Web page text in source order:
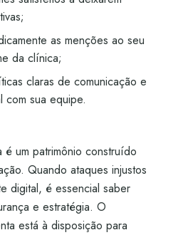
as menções ao seu
da clínica;
claras de comunicação e
com sua equipe.
um patrimônio construído
Quando ataques injustos
digital, é essencial saber
e estratégia. O
está à disposição para